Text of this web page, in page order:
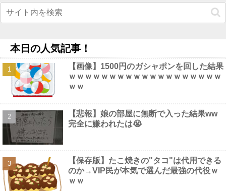
NEW!
【画像】 アイナジエンドさん、お尻が性的すぎた件ｗｗｗｗｗｗ
NEW!
【画像】 本田紗来さん、とうとうお姉ちゃんより巨乳化してしま
うｗｗｗｗｗｗ
NEW!
海外「日本なんて行くんじゃなかった…」 日本を知ってしまった
ディズニー信者、帰国後『本家』に失望する事態に他
ペレスとキャデラックF1の契約は2026年の1年のみ、2027年に向
【画像】 靴屋の女子店員さん、お尻の割れ目ががっつり出てしま
うｗｗｗｗｗｗｗ
NEW!
【画像】 セクシー女優・谷原希美、ナマ乳が最高にヌケるぞ
NEW!
本日の人気記事！
【画像】1500円のガシャポンを回した結果
ｗｗｗｗｗｗｗｗｗｗｗｗｗｗｗｗｗｗｗ
ｗｗ
【悲報】娘の部屋に無断で入った結果ww
完全に嫌われたは😭
【保存版】たこ焼きの"タコ"は代用できる
のか→VIP民が本気で選んだ最強の代役ｗ
ｗｗ